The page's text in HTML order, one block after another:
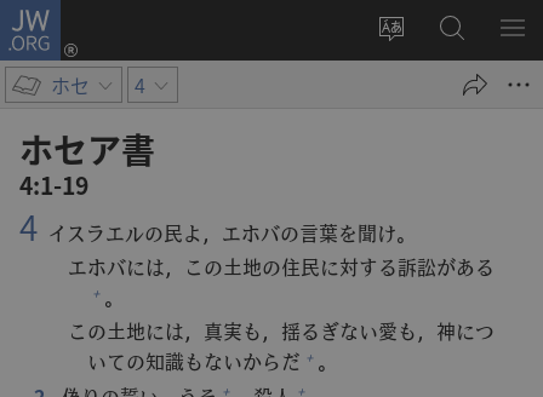
JW.ORG
サ
を
変
え
る
ロ
グ
タ
ブ
で
く）
JW.ORG
の
検
メ
ホセ 4
ホセア​書
4:1-19
4 イスラエルの民よ，エホバの言葉を聞け。
エホバには，この土地の住民に対する訴訟がある
+ 。
この土地には，真実も，揺るぎない愛も，神につ
いての知識もないからだ + 。
+ +